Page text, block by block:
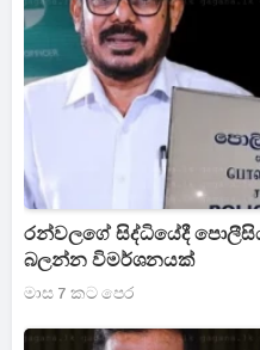
රන්වලගේ සිද්ධියේදී පොලීසිය
බලන්න විමර්ශනයක්
මාස 7 කට පෙර